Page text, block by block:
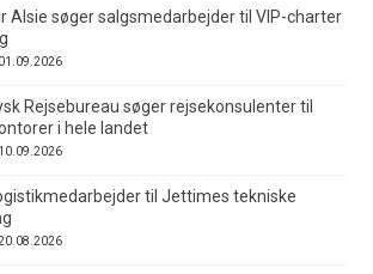
Alsie søger salgsmedarbejder til VIP-charter
Rejsebureau søger rejsekonsulenter til
i hele landet
til Jettimes tekniske